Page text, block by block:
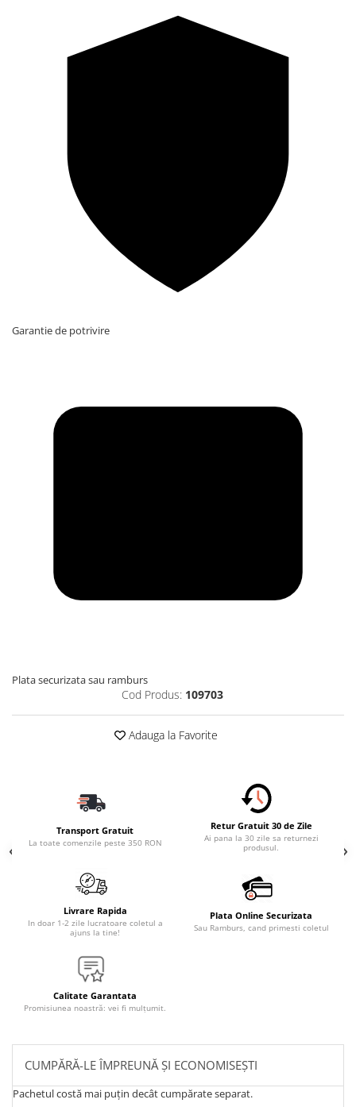
Garantie de potrivire
Plata securizata sau ramburs
Cod Produs: 109703
Adauga la Favorite
Transport Gratuit
La toate comenzile peste 350 RON
Retur Gratuit 30 de Zile
Ai pana la 30 zile sa returnezi
produsul.
Livrare Rapida
In doar 1-2 zile lucratoare coletul a
ajuns la tine!
Plata Online Securizata
Sau Ramburs, cand primesti coletul
Calitate Garantata
Promisiunea noastră: vei fi mulțumit.
CUMPĂRĂ-LE ÎMPREUNĂ ȘI ECONOMISEȘTI
Pachetul costă mai puțin decât cumpărate separat.